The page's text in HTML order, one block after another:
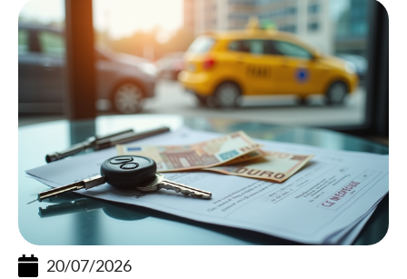
20/07/2026